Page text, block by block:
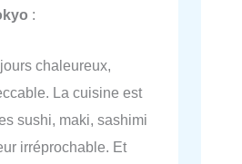
:
chaleureux,
La cuisine est
sushi, maki, sashimi
irréprochable. Et